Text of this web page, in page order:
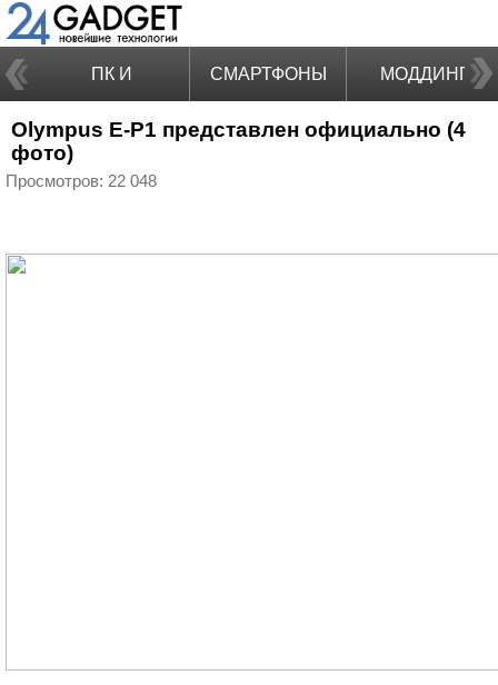
ПК И
НОУТБУКИ
СМАРТФОНЫ МОДДИНГ
Olympus E-P1 представлен официально (4
фото)
Просмотров: 22 048